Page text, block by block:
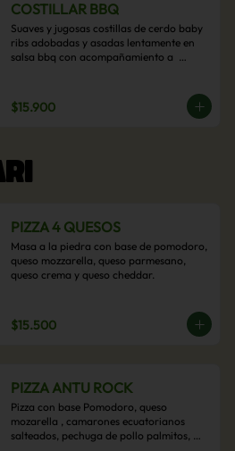
COSTILLAR BBQ
Suaves y jugosas costillas de cerdo baby
ribs adobadas y asadas lentamente en
salsa bbq con acompañamiento a
salteadas, Papas parmentier, Papas
fritas, Arroz blanco.
$15.900
PIZZA 4 QUESOS
Masa a la piedra con base de pomodoro,
queso mozzarella, queso parmesano,
queso crema y queso cheddar.
$15.500
PIZZA ANTU ROCK
Pizza con base Pomodoro, queso
mozarella , camarones ecuatorianos
salteados, pechuga de pollo palmitos,